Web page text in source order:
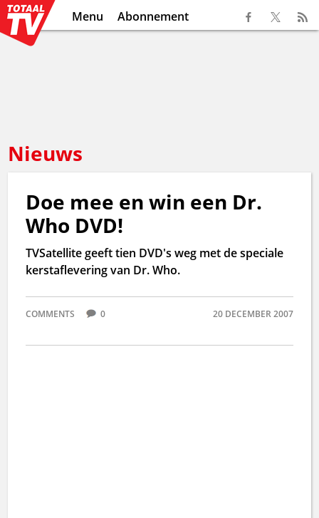
Menu Abonnement
Nieuws
Doe mee en win een Dr.
Who DVD!
TVSatellite geeft tien DVD's weg met de speciale
kerstaflevering van Dr. Who.
20 DECEMBER 2007
COMMENTS 0